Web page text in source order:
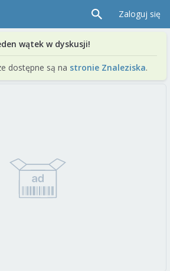
Zaloguj się
wątek w dyskusji!
dostępne są na stronie Znaleziska.